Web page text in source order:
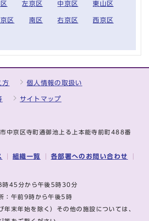
左京区 中京区 東山区
京区 南区 右京区 西京区
方 個人情報の取扱い
サイトマップ
京区寺町通御池上る上本能寺前町488番
組織一覧 各部署へのお問い合わせ
8時45分から午後5時30分
：午前9時から午後5時
年末年始を除く）その他の施設については、